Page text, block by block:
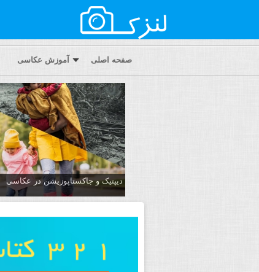
صفحه اصلی آموزش عکاسی
دیپتیک و جاکستا‌پوزیشن در عکاسی